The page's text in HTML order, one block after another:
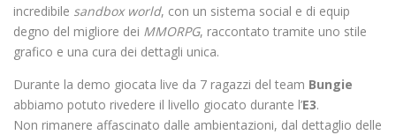
incredibile sandbox world, con un sistema social e di equip
degno del migliore dei MMORPG, raccontato tramite uno stile
grafico e una cura dei dettagli unica.
Durante la demo giocata live da 7 ragazzi del team Bungie
abbiamo potuto rivedere il livello giocato durante l’E3.
Non rimanere affascinato dalle ambientazioni, dal dettaglio delle